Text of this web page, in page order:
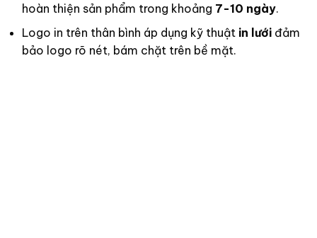
hoàn thiện sản phẩm trong khoảng 7-10 ngày.
Logo in trên thân bình áp dụng kỹ thuật in lướiđảm
bảo logo rõ nét, bám chặt trên bề mặt.